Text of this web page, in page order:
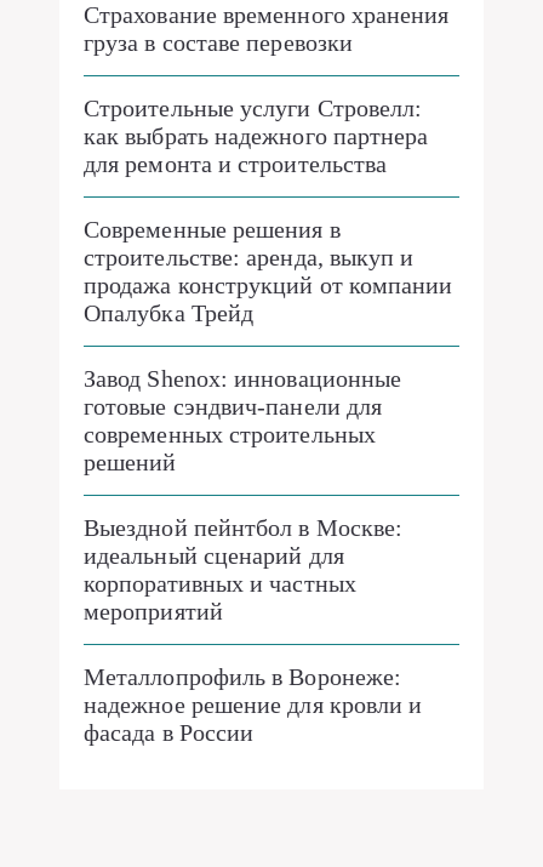
Страхование временного хранения
груза в составе перевозки
Строительные услуги Стровелл:
как выбрать надежного партнера
для ремонта и строительства
Современные решения в
строительстве: аренда, выкуп и
продажа конструкций от компании
Опалубка Трейд
Завод Shenox: инновационные
готовые сэндвич-панели для
современных строительных
решений
Выездной пейнтбол в Москве:
идеальный сценарий для
корпоративных и частных
мероприятий
Металлопрофиль в Воронеже:
надежное решение для кровли и
фасада в России